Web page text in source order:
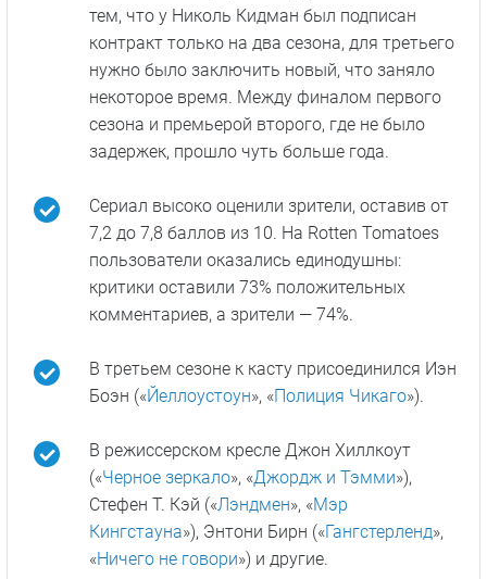
тем, что у Николь Кидман был подписан
контракт только на два сезона, для третьего
нужно было заключить новый, что заняло
некоторое время. Между финалом первого
сезона и премьерой второго, где не было
задержек, прошло чуть больше года.
Сериал высоко оценили зрители, оставив от
7,2 до 7,8 баллов из 10. На Rotten Tomatoes
пользователи оказались единодушны:
критики оставили 73% положительных
комментариев, а зрители — 74%.
В третьем сезоне к касту присоединился Иэн
Боэн («Йеллоустоун», «Полиция Чикаго»).
В режиссерском кресле Джон Хиллкоут
(«Черное зеркало», «Джордж и Тэмми»),
Стефен Т. Кэй («Лэндмен», «Мэр
Кингстауна»), Энтони Бирн («Гангстерленд»,
«Ничего не говори») и другие.